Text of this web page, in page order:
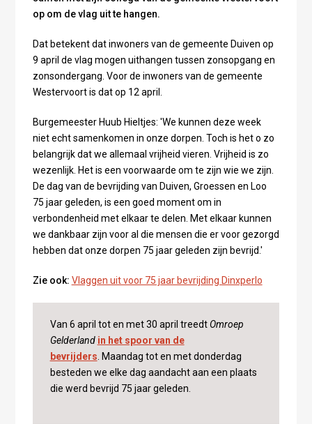
op om de vlag uit te hangen.
Dat betekent dat inwoners van de gemeente Duiven op
9 april de vlag mogen uithangen tussen zonsopgang en
zonsondergang. Voor de inwoners van de gemeente
Westervoort is dat op 12 april.
Burgemeester Huub Hieltjes: 'We kunnen deze week
niet echt samenkomen in onze dorpen. Toch is het o zo
belangrijk dat we allemaal vrijheid vieren. Vrijheid is zo
wezenlijk. Het is een voorwaarde om te zijn wie we zijn.
De dag van de bevrijding van Duiven, Groessen en Loo
75 jaar geleden, is een goed moment om in
verbondenheid met elkaar te delen. Met elkaar kunnen
we dankbaar zijn voor al die mensen die er voor gezorgd
hebben dat onze dorpen 75 jaar geleden zijn bevrijd.'
Zie ook: Vlaggen uit voor 75 jaar bevrijding Dinxperlo
Van 6 april tot en met 30 april treedtOmroep
Gelderland in het spoor van de
bevrijders. Maandag tot en met donderdag
besteden we elke dag aandacht aan een plaats
die werd bevrijd 75 jaar geleden.